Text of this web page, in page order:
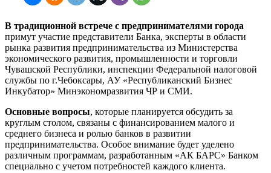
В традиционной встрече с предпринимателями города
примут участие представители Банка, эксперты в области
рынка развития предпринимательства из Министерства
экономического развития, промышленности и торговли
Чувашской Республики, инспекции Федеральной налоговой
службы по г.Чебоксары, АУ «Республиканский Бизнес
Инкубатор» Минэкономразвития ЧР и СМИ.
Основные вопросы, которые планируется обсудить за
круглым столом, связаны с финансированием малого и
среднего бизнеса и ролью банков в развитии
предпринимательства. Особое внимание будет уделено
различным программам, разработанным «АК БАРС» Банком
специально с учетом потребностей каждого клиента.